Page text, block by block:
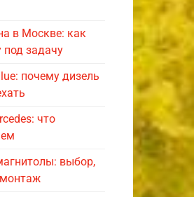
в Москве: как
под задачу
почему дизель
что
выбор,